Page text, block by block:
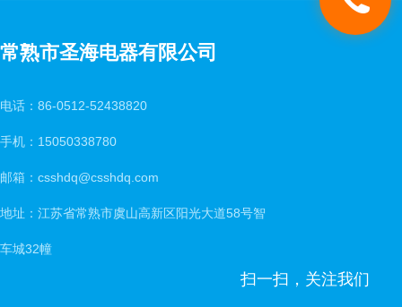
常熟市圣海电器有限公司
电话：86-0512-52438820
手机：15050338780
邮箱：csshdq@csshdq.com
地址：江苏省常熟市虞山高新区阳光大道58号智
车城32幢
扫一扫，关注我们